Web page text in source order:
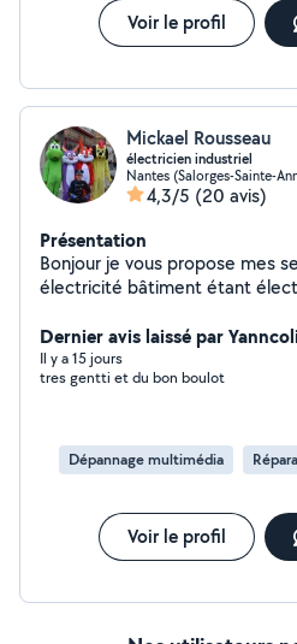
plus d'informations
Voir le profil
Mickael Rousseau
électricien industriel
Nantes (Salorges-Sainte-
4,3/5 (20 avis)
Présentation
Bonjour je vous propose mes
électricité bâtiment étant
Dernier avis laissé par
Il y a 15 jours
tres gentti et du bon boulot
Dépannage multimédia
Voir le profil